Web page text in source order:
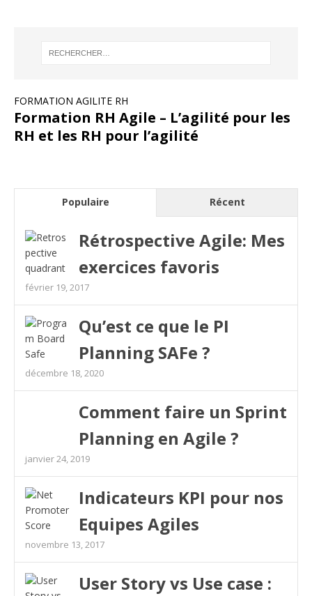
FORMATION AGILITE RH
Formation RH Agile – L’agilité pour les
RH et les RH pour l’agilité
Populaire Récent
Rétrospective Agile: Mes
exercices favoris
février 19, 2017
Qu’est ce que le PI
Planning SAFe ?
décembre 18, 2020
Comment faire un Sprint
Planning en Agile ?
janvier 24, 2019
Indicateurs KPI pour nos
Equipes Agiles
novembre 13, 2017
User Story vs Use case :